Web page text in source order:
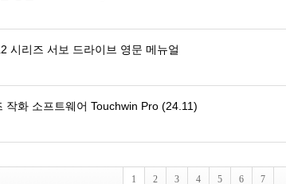
시리즈 서보 드라이브 영문 메뉴얼
작화 소프트웨어 Touchwin Pro (24.11)
1 2 3 4 5 6 7